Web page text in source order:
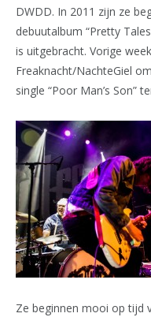
DWDD. In 2011 zijn ze
debuutalbum “Pretty
is uitgebracht. Vorige
Freaknacht/NachteGiel
single “Poor Man’s Son”
Ze beginnen mooi op tijd